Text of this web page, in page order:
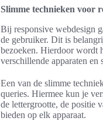
Slimme technieken voor
Bij responsive webdesign
de gebruiker. Dit is
bezoeken. Hierdoor wordt
verschillende apparaten en
Een van de slimme
queries. Hiermee kun je
de lettergrootte, de positie
bieden op elk apparaat.